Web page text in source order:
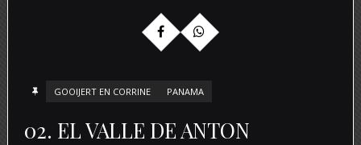
GOOIJERT EN CORRINE PANAMA
02. EL VALLE DE ANTON